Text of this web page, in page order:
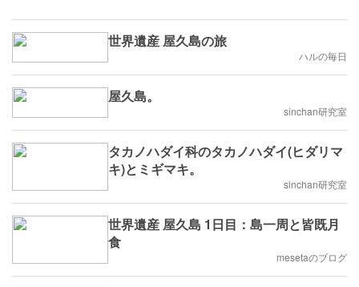
世界遺産 屋久島の旅
ハルの毎日
屋久島。
sinchan研究室
タカノハダイ科のタカノハダイ(ヒダリマ
キ)とミギマキ。
sinchan研究室
世界遺産 屋久島 1日目：島一周と皆既月
食
mesetaのブログ